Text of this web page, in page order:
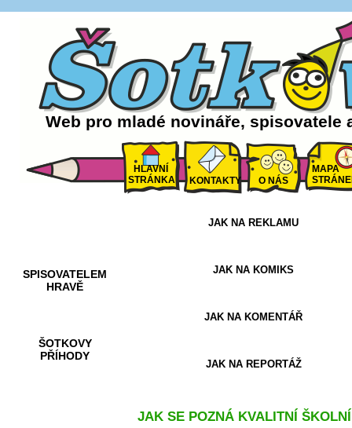
Web pro mladé novináře, spisovatele
HLAVNÍ
STRÁNKA
KONTAKTY O NÁS
MAPA
SPISOVATELEM
HRAVĚ
ŠOTKOVY
PŘÍHODY
JAK NA REKLAMU
JAK NA KOMIKS
JAK NA KOMENTÁŘ
JAK NA REPORTÁŽ
JAK SE POZNÁ KVALITNÍ